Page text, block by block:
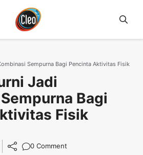
Sempurna Bagi Pencinta Aktivitas Fisik
Jadi
Bagi
Fisik
0 Comment